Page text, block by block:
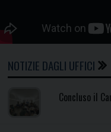
NOTIZIE DAGLI UFFICI
Concluso il